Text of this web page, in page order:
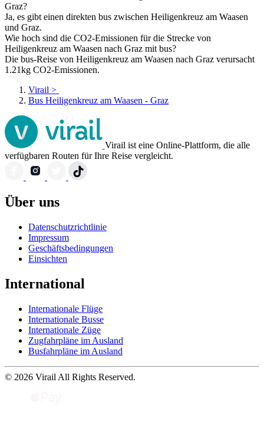
Graz?
Ja, es gibt einen direkten bus zwischen Heiligenkreuz am Waasen
und Graz.
Wie hoch sind die CO2-Emissionen für die Strecke von
Heiligenkreuz am Waasen nach Graz mit bus?
Die bus-Reise von Heiligenkreuz am Waasen nach Graz verursacht
1.21kg CO2-Emissionen.
Virail >
Bus Heiligenkreuz am Waasen - Graz
Virail ist eine Online-Plattform, die alle
verfügbaren Routen für Ihre Reise vergleicht.
Über uns
Datenschutzrichtlinie
Impressum
Geschäftsbedingungen
Einsichten
International
Internationale Flüge
Internationale Busse
Internationale Züge
Zugfahrpläne im Ausland
Busfahrpläne im Ausland
© 2026 Virail All Rights Reserved.